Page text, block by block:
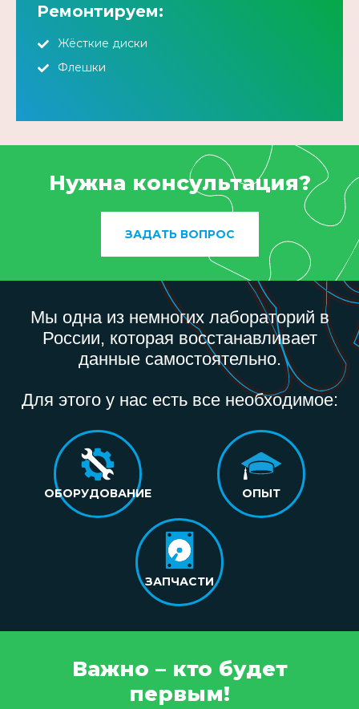
Ремонтируем:
Жёсткие диски
Флешки
Нужна консультация?
ЗАДАТЬ ВОПРОС
Мы одна из немногих лабораторий в
России, которая восстанавливает
данные самостоятельно.
Для этого у нас есть все необходимое:
ОБОРУДОВАНИЕ ОПЫТ
ЗАПЧАСТИ
Важно – кто будет
первым!